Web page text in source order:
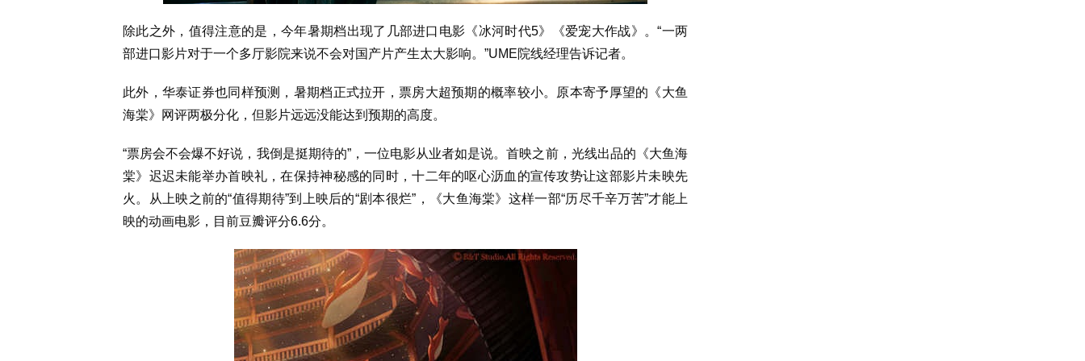
除此之外，值得注意的是，今年暑期档出现了几部进口电影《冰河时代5》《爱宠大作战》。“一两
部进口影片对于一个多厅影院来说不会对国产片产生太大影响。”UME院线经理告诉记者。
此外，华泰证券也同样预测，暑期档正式拉开，票房大超预期的概率较小。原本寄予厚望的《大鱼
海棠》网评两极分化，但影片远远没能达到预期的高度。
“票房会不会爆不好说，我倒是挺期待的”，一位电影从业者如是说。首映之前，光线出品的《大鱼海
棠》迟迟未能举办首映礼，在保持神秘感的同时，十二年的呕心沥血的宣传攻势让这部影片未映先
火。从上映之前的“值得期待”到上映后的“剧本很烂”，《大鱼海棠》这样一部“历尽千辛万苦”才能上
映的动画电影，目前豆瓣评分6.6分。